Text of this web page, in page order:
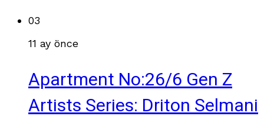
03
11 ay önce
Apartment No:26/6 Gen Z
Artists Series: Driton Selmani